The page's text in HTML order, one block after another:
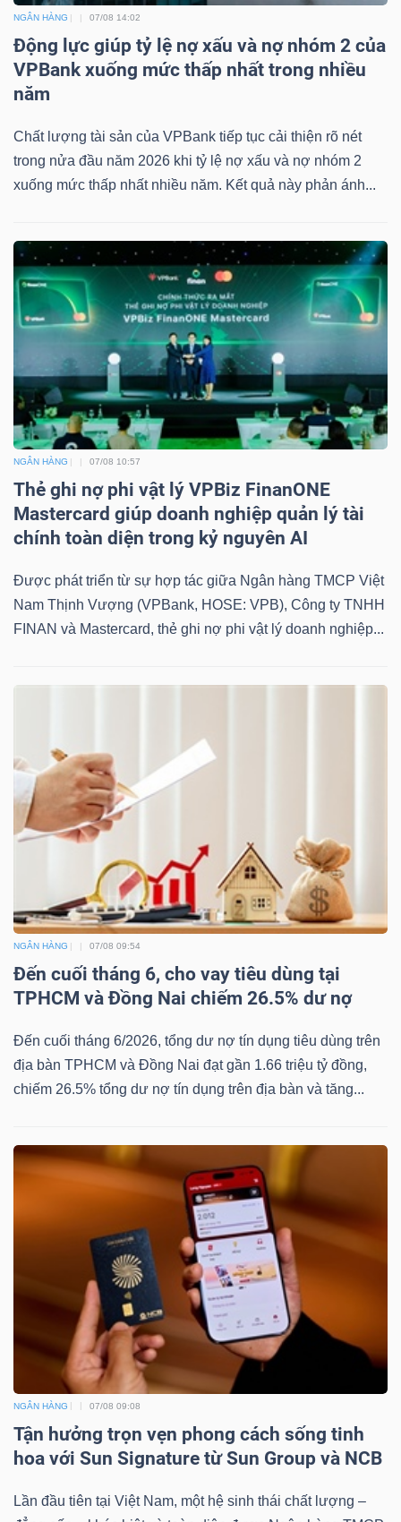
NGÂN HÀNG 07/08 14:02
Động lực giúp tỷ lệ nợ xấu và nợ nhóm 2 của
VPBank xuống mức thấp nhất trong nhiều
năm
Chất lượng tài sản của VPBank tiếp tục cải thiện rõ nét
trong nửa đầu năm 2026 khi tỷ lệ nợ xấu và nợ nhóm 2
xuống mức thấp nhất nhiều năm. Kết quả này phản ánh...
NGÂN HÀNG 07/08 10:57
Thẻ ghi nợ phi vật lý VPBiz FinanONE
Mastercard giúp doanh nghiệp quản lý tài
chính toàn diện trong kỷ nguyên AI
Được phát triển từ sự hợp tác giữa Ngân hàng TMCP Việt
Nam Thịnh Vượng (VPBank, HOSE: VPB), Công ty TNHH
FINAN và Mastercard, thẻ ghi nợ phi vật lý doanh nghiệp...
NGÂN HÀNG 07/08 09:54
Đến cuối tháng 6, cho vay tiêu dùng tại
TPHCM và Đồng Nai chiếm 26.5% dư nợ
Đến cuối tháng 6/2026, tổng dư nợ tín dụng tiêu dùng trên
địa bàn TPHCM và Đồng Nai đạt gần 1.66 triệu tỷ đồng,
chiếm 26.5% tổng dư nợ tín dụng trên địa bàn và tăng...
NGÂN HÀNG 07/08 09:08
Tận hưởng trọn vẹn phong cách sống tinh
hoa với Sun Signature từ Sun Group và NCB
Lần đầu tiên tại Việt Nam, một hệ sinh thái chất lượng –
(-)
Tất cả Cổ phiếu Chỉ số Chứng chỉ quỹ Chứng
Lãnh
đạo
(-)
Tất cả Người nội bộ Người liên quan Cổ đông lớn
Tin
tức
(-)
viết
của
tác
giả
Báo
phân
tích
(-)
Dịch
vụ
Đào
tạo
Sách
tài
Công
thông
tài
chính